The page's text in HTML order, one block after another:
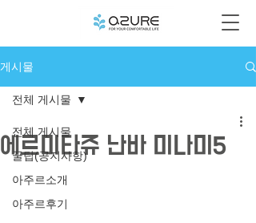
게시물
전체 게시물
꿀팁(공지사항)
아주르소개
아주르후기
전체 게시물
에르미타쥬 난바 미나미5